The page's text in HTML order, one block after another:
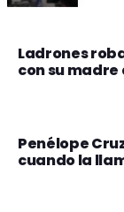
Ladrones
con su
Penélope
cuando la